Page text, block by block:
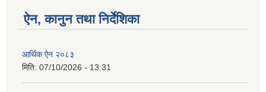
ऐन, कानुन तथा निर्देशिका
आर्थिक ऐन २०८३
मिति: 07/10/2026 - 13:31